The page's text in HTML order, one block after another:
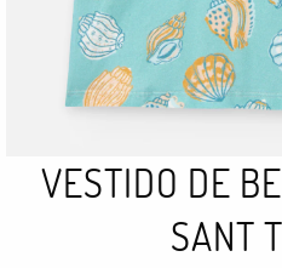
VESTIDO DE
SANT